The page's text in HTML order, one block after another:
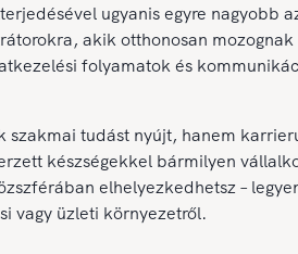
ugyanis egyre nagyobb
akik otthonosan mozognak
folyamatok és
szakmai tudást nyújt, hanem
készségekkel bármilyen
elhelyezkedhetsz –
vagy üzleti környezetről.